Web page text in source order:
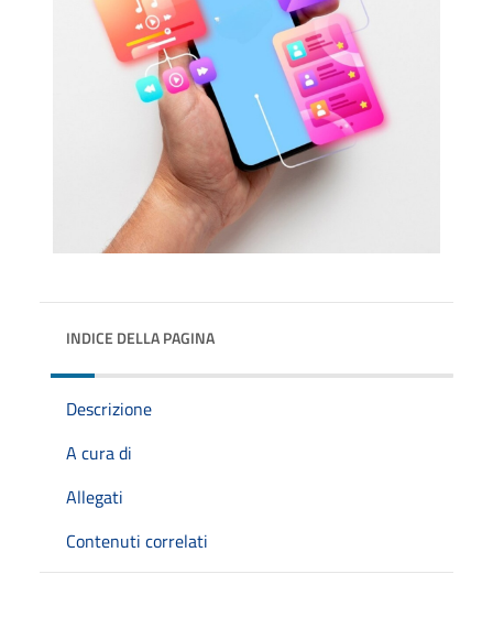
INDICE DELLA PAGINA
Descrizione
A cura di
Allegati
Contenuti correlati